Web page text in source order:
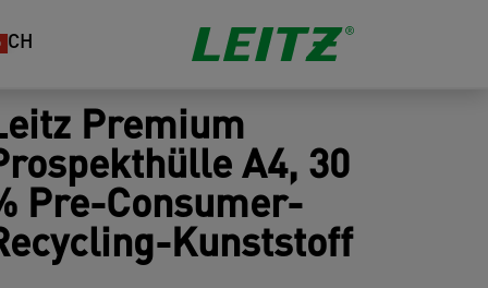
CH
Premium
A4, 30
Pre-Consumer-
Kunststoff